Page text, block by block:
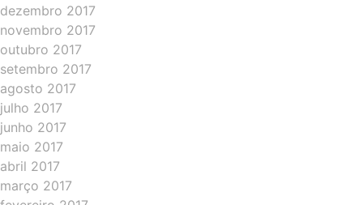
dezembro 2017
novembro 2017
outubro 2017
setembro 2017
agosto 2017
julho 2017
junho 2017
maio 2017
abril 2017
março 2017